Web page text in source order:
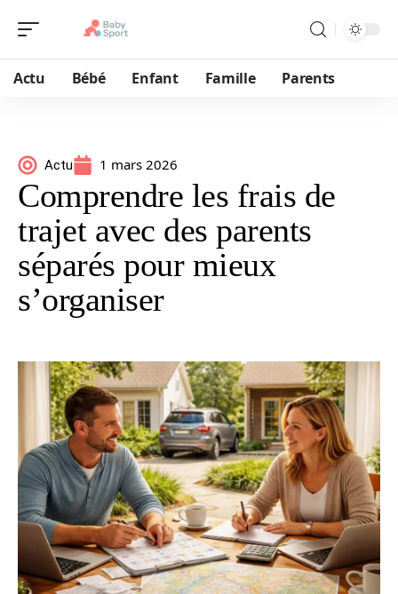
Actu Bébé Enfant Famille Parents
Actu 1 mars 2026
Comprendre les frais de
trajet avec des parents
séparés pour mieux
s’organiser